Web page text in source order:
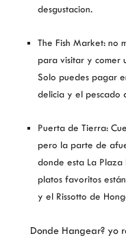
desgustacion.
The Fish Market: no
para visitar y comer
Solo puedes pagar
delicia y el pescado
Puerta de Tierra:
pero la parte de
donde esta La Plaza
platos favoritos
y el Rissotto de
Donde Hangear? yo